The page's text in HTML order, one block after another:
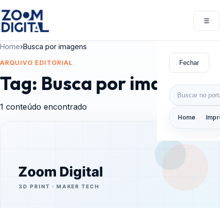
☰
Fechar
Buscar por:
Home
Home›Busca por imagens
ARQUIVO EDITORIAL
Tag: Busca por imagens
1 conteúdo encontrado